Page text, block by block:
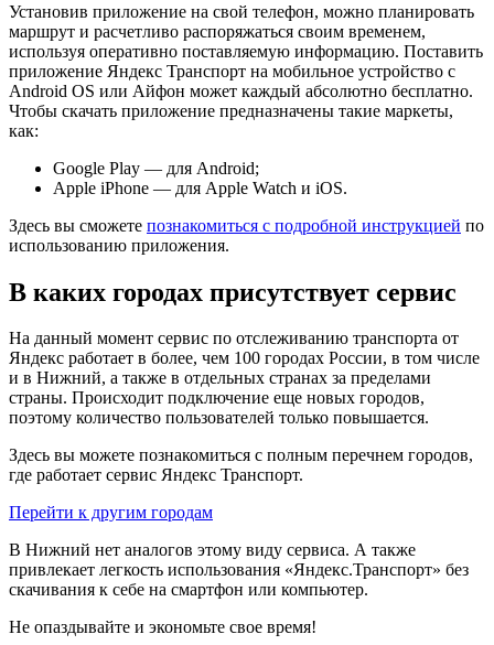
Установив приложение на свой телефон, можно планировать
маршрут и расчетливо распоряжаться своим временем,
используя оперативно поставляемую информацию. Поставить
приложение Яндекс Транспорт на мобильное устройство с
Android OS или Айфон может каждый абсолютно бесплатно.
Чтобы скачать приложение предназначены такие маркеты,
как:
Google Play — для Android;
Apple iPhone — для Apple Watch и iOS.
Здесь вы сможете познакомиться с подробной инструкцией по
использованию приложения.
В каких городах присутствует сервис
На данный момент сервис по отслеживанию транспорта от
Яндекс работает в более, чем 100 городах России, в том числе
и в Нижний, а также в отдельных странах за пределами
страны. Происходит подключение еще новых городов,
поэтому количество пользователей только повышается.
Здесь вы можете познакомиться с полным перечнем городов,
где работает сервис Яндекс Транспорт.
Перейти к другим городам
В Нижний нет аналогов этому виду сервиса. А также
привлекает легкость использования «Яндекс.Транспорт» без
скачивания к себе на смартфон или компьютер.
Не опаздывайте и экономьте свое время!